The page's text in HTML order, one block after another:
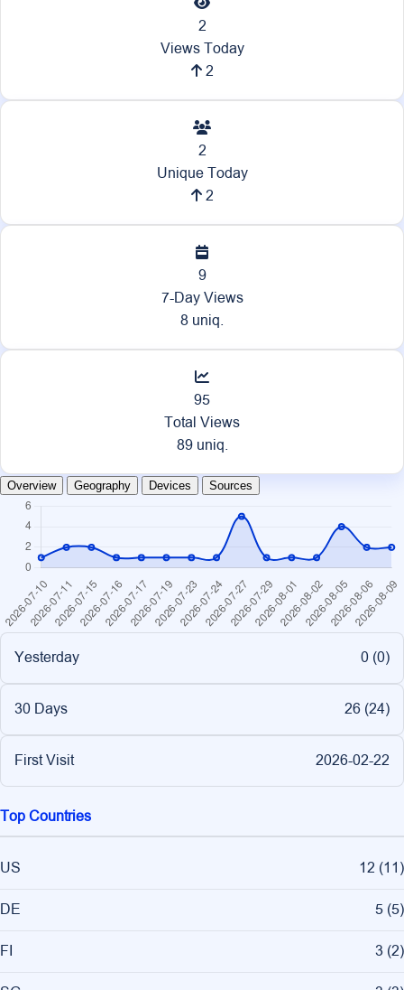
2
Views Today
2
2
Unique Today
2
9
7-Day Views
8 uniq.
95
Total Views
89 uniq.
Overview Geography Devices Sources
Yesterday 0 (0)
30 Days 26 (24)
First Visit 2026-02-22
Top Countries
US 12 (11)
DE 5 (5)
FI 3 (2)